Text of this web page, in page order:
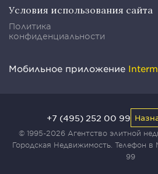
Условия использования сайта
Политика
конфиденциальности
Мобильное приложение
© 1995-2026 Агентство элитной
Городская Недвижимость. Телефон в
99
+7 (495) 252 00 99